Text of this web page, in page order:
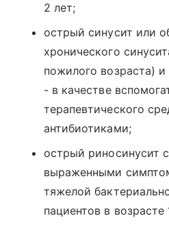
2 лет;
острый синусит или
хронического
пожилого возраста)
- в качестве
терапевтического
антибиотиками;
острый риносинусит
выраженными
тяжелой
пациентов в